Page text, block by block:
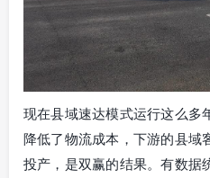
现在县域速达模式运行这么多
降低了物流成本，下游的县域
投产，是双赢的结果。有数据